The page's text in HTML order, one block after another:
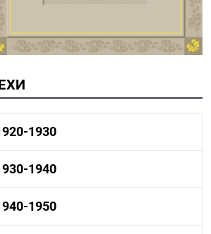
1930
1920-1930 история
1920-1930 культура
1940
1930-1940 история
1930-1940 культура
1950